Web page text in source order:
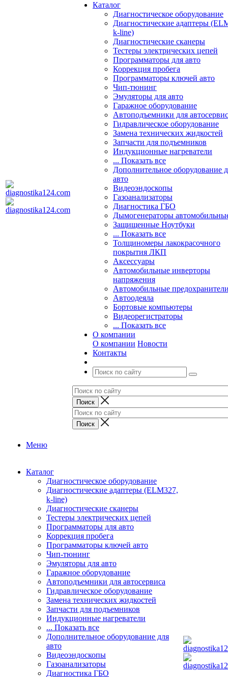
Каталог
Диагностическое оборудование
Диагностические адаптеры
k-line)
Диагностические сканеры
Тестеры электрических цепей
Программаторы для авто
Коррекция пробега
Программаторы ключей авто
Чип-тюнинг
Эмуляторы для авто
Гаражное оборудование
Автоподъемники для
Гидравлическое оборудование
Замена технических жидкостей
Запчасти для подъемников
Индукционные нагреватели
... Показать все
Дополнительное оборудование
авто
Видеоэндоскопы
Газоанализаторы
Диагностика ГБО
Дымогенераторы
Защищенные Ноутбуки
... Показать все
Толщиномеры лакокрасочного
покрытия ЛКП
Аксессуары
Автомобильные инверторы
напряжения
Автомобильные
Автоодеяла
Бортовые компьютеры
Видеорегистраторы
... Показать все
О компании
О компании Новости
Контакты
Меню
Каталог
Диагностическое оборудование
Диагностические адаптеры (ELM327,
k-line)
Диагностические сканеры
Тестеры электрических цепей
Программаторы для авто
Коррекция пробега
Программаторы ключей авто
Чип-тюнинг
Эмуляторы для авто
Гаражное оборудование
Автоподъемники для автосервиса
Гидравлическое оборудование
Замена технических жидкостей
Запчасти для подъемников
Индукционные нагреватели
... Показать все
Дополнительное оборудование для
авто
Видеоэндоскопы
Газоанализаторы
Диагностика ГБО